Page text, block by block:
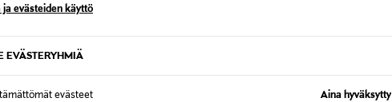
ja evästeiden käyttö
EVÄSTERYHMIÄ
evästeet Aina hyväksytty